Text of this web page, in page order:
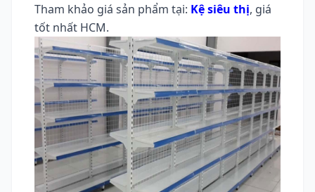
Tham khảo giá sản phẩm tại: Kệ siêu thị, giá
tốt nhất HCM.